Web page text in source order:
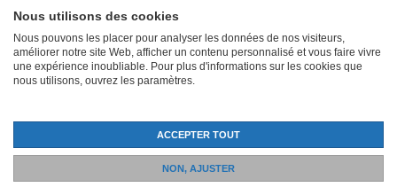
Instructions : voici comment tu
peux créer toi-même ta coque
pour téléphone iPhone 12 Pro
Max
Avec Photofancy, tu peuxcréer toi-même
Nous utilisons des cookies
Nous pouvons les placer pour analyser les données de nos visiteurs,
améliorer notre site Web, afficher un contenu personnalisé et vous faire vivre
une expérience inoubliable. Pour plus d'informations sur les cookies que
nous utilisons, ouvrez les paramètres.
ACCEPTER TOUT
NON, AJUSTER